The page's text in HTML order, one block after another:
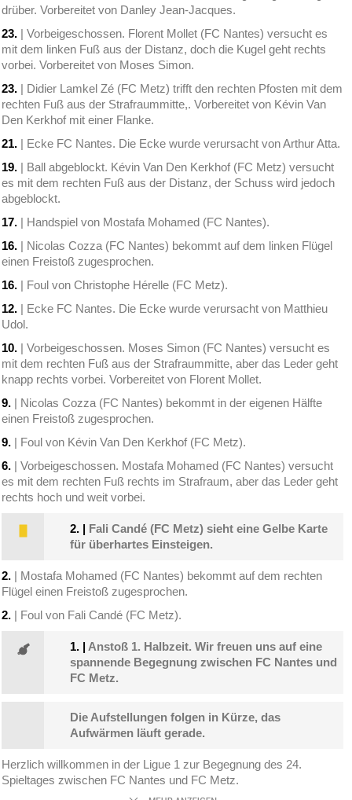
drüber. Vorbereitet von Danley Jean-Jacques.
23. | Vorbeigeschossen. Florent Mollet (FC Nantes) versucht es
mit dem linken Fuß aus der Distanz, doch die Kugel geht rechts
vorbei. Vorbereitet von Moses Simon.
23. | Didier Lamkel Zé (FC Metz) trifft den rechten Pfosten mit dem
rechten Fuß aus der Strafraummitte,. Vorbereitet von Kévin Van
Den Kerkhof mit einer Flanke.
21. | Ecke FC Nantes. Die Ecke wurde verursacht von Arthur Atta.
19. | Ball abgeblockt. Kévin Van Den Kerkhof (FC Metz) versucht
es mit dem rechten Fuß aus der Distanz, der Schuss wird jedoch
abgeblockt.
17. | Handspiel von Mostafa Mohamed (FC Nantes).
16. | Nicolas Cozza (FC Nantes) bekommt auf dem linken Flügel
einen Freistoß zugesprochen.
16. | Foul von Christophe Hérelle (FC Metz).
12. | Ecke FC Nantes. Die Ecke wurde verursacht von Matthieu
Udol.
10. | Vorbeigeschossen. Moses Simon (FC Nantes) versucht es
mit dem rechten Fuß aus der Strafraummitte, aber das Leder geht
knapp rechts vorbei. Vorbereitet von Florent Mollet.
9. | Nicolas Cozza (FC Nantes) bekommt in der eigenen Hälfte
einen Freistoß zugesprochen.
9. | Foul von Kévin Van Den Kerkhof (FC Metz).
6. | Vorbeigeschossen. Mostafa Mohamed (FC Nantes) versucht
es mit dem rechten Fuß rechts im Strafraum, aber das Leder geht
rechts hoch und weit vorbei.
2. | Fali Candé (FC Metz) sieht eine Gelbe Karte
für überhartes Einsteigen.
2. | Mostafa Mohamed (FC Nantes) bekommt auf dem rechten
Flügel einen Freistoß zugesprochen.
2. | Foul von Fali Candé (FC Metz).
1. | Anstoß 1. Halbzeit. Wir freuen uns auf eine
spannende Begegnung zwischen FC Nantes und
FC Metz.
Die Aufstellungen folgen in Kürze, das
Aufwärmen läuft gerade.
Herzlich willkommen in der Ligue 1 zur Begegnung des 24.
Spieltages zwischen FC Nantes und FC Metz.